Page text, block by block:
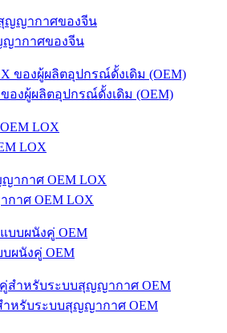
ญากาศของจีน
งผู้ผลิตอุปกรณ์ดั้งเดิม (OEM)
LOX
าศ OEM LOX
ผนังคู่ OEM
หรับระบบสุญญากาศ OEM